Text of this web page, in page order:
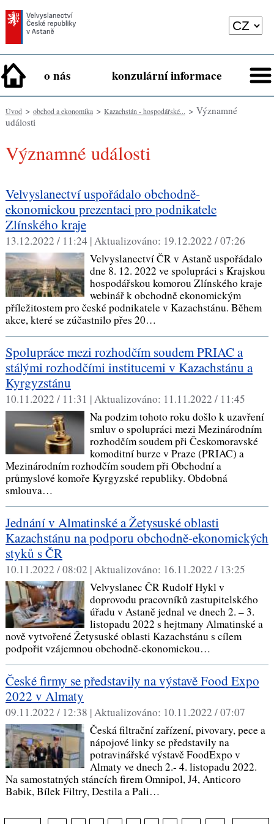
o nás konzulární informace
Úvod> obchod a ekonomika> Kazachstán - hospodářské... > Významné
události
Významné události
Velvyslanectví uspořádalo obchodně-
ekonomickou prezentaci pro podnikatele
Zlínského kraje
13.12.2022 / 11:24 |Aktualizováno: 19.12.2022 / 07:26
Velvyslanectví ČR v Astaně uspořádalo
dne 8. 12. 2022 ve spolupráci s Krajskou
hospodářskou komorou Zlínského kraje
webinář k obchodně ekonomickým
příležitostem pro české podnikatele v Kazachstánu. Během
akce, které se zúčastnilo přes 20…
Spolupráce mezi rozhodčím soudem PRIAC a
stálými rozhodčími institucemi v Kazachstánu a
Kyrgyzstánu
10.11.2022 / 11:31 |Aktualizováno: 11.11.2022 / 11:45
Na podzim tohoto roku došlo k uzavření
smluv o spolupráci mezi Mezinárodním
rozhodčím soudem při Českomoravské
komoditní burze v Praze (PRIAC) a
Mezinárodním rozhodčím soudem při Obchodní a
průmyslové komoře Kyrgyzské republiky. Obdobná
smlouva…
Jednání v Almatinské a Žetysuské oblasti
Kazachstánu na podporu obchodně-ekonomických
styků s ČR
10.11.2022 / 08:02 |Aktualizováno: 16.11.2022 / 13:25
Velvyslanec ČR Rudolf Hykl v
doprovodu pracovníků zastupitelského
úřadu v Astaně jednal ve dnech 2. – 3.
listopadu 2022 s hejtmany Almatinské a
nově vytvořené Žetysuské oblasti Kazachstánu s cílem
podpořit vzájemnou obchodně-ekonomickou…
České firmy se představily na výstavě Food Expo
2022 v Almaty
09.11.2022 / 12:38 |Aktualizováno: 10.11.2022 / 07:07
Česká filtrační zařízení, pivovary, pece a
nápojové linky se představily na
potravinářské výstavě FoodExpo v
Almaty ve dnech 2.- 4. listopadu 2022.
Na samostatných stáncích firem Omnipol, J4, Anticoro
Babik, Bílek Filtry, Destila a Pali…